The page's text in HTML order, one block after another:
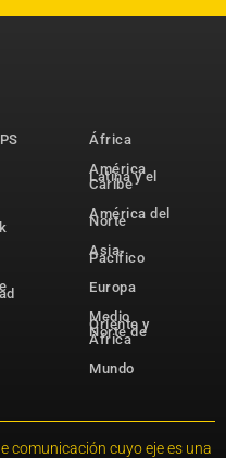
África
América
Latina y el
Caribe
América del
Norte
Asia-
Pacífico
Europa
Medio
Oriente y
Norte de
África
Mundo
comunicación cuyo eje es una